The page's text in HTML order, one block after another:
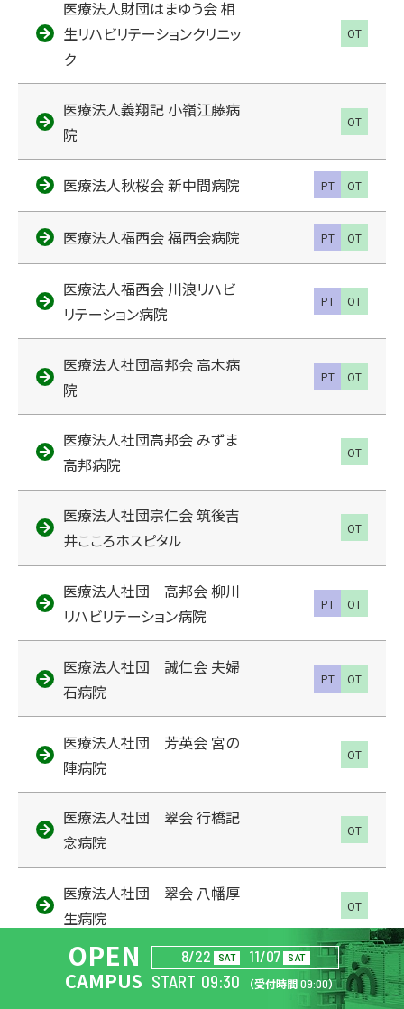
医療法人財団はまゆう会 相
生リハビリテーションクリニッ
ク
OT
医療法人義翔記 小嶺江藤病
院
OT
医療法人秋桜会 新中間病院 PT OT
医療法人福西会 福西会病院 PT OT
医療法人福西会 川浪リハビ
リテーション病院
PT OT
医療法人社団高邦会 高木病
院
PT OT
医療法人社団高邦会 みずま
高邦病院
OT
医療法人社団宗仁会 筑後吉
井こころホスピタル
OT
医療法人社団 高邦会 柳川
リハビリテーション病院
PT OT
医療法人社団 誠仁会 夫婦
石病院
PT OT
医療法人社団 芳英会 宮の
陣病院
OT
医療法人社団 翠会 行橋記
念病院
OT
医療法人社団 翠会 八幡厚
生病院
OT
医療法人永寿会 シーサイド
病院
PT OT
OPEN
CAMPUS
8/22 SAT 11/07 SAT
START 09:30 （受付時間09:00）